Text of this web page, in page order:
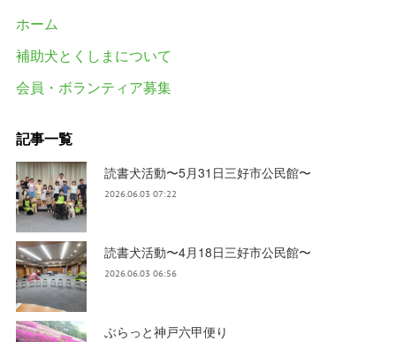
ホーム
補助犬とくしまについて
会員・ボランティア募集
記事一覧
読書犬活動〜5月31日三好市公民館〜
2026.06.03 07:22
読書犬活動〜4月18日三好市公民館〜
2026.06.03 06:56
ぶらっと神戸六甲便り